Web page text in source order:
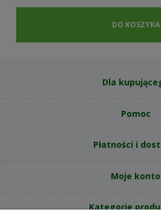
DO KOSZYKA
Dla
Pomoc
Płatności i
Moje konto
Kategorie